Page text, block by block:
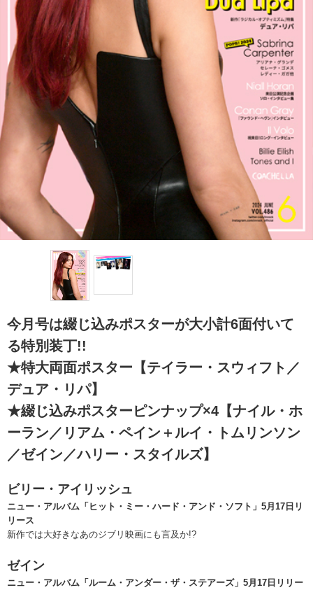
今月号は綴じ込みポスターが大小計6面付いて
る特別装丁!!
★特大両面ポスター【テイラー・スウィフト／
デュア・リパ】
★綴じ込みポスターピンナップ×4【ナイル・ホ
ーラン／リアム・ペイン＋ルイ・トムリンソン
／ゼイン／ハリー・スタイルズ】
ビリー・アイリッシュ
ニュー・アルバム「ヒット・ミー・ハード・アンド・ソフト」5月17日リ
リース
新作では大好きなあのジブリ映画にも言及か!?
ゼイン
ニュー・アルバム「ルーム・アンダー・ザ・ステアーズ」5月17日リリー